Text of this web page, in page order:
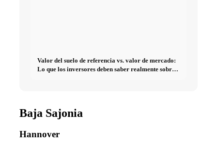
Valor del suelo de referencia vs. valor de mercado:
Lo que los inversores deben saber realmente sobre
Baja Sajonia
Hannover